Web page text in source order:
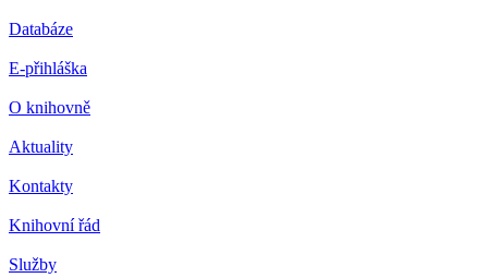
Databáze
E-přihláška
O knihovně
Aktuality
Kontakty
Knihovní řád
Služby